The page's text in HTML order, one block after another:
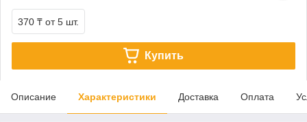
370 ₸ от 5 шт.
Купить
Описание Характеристики Доставка Оплата